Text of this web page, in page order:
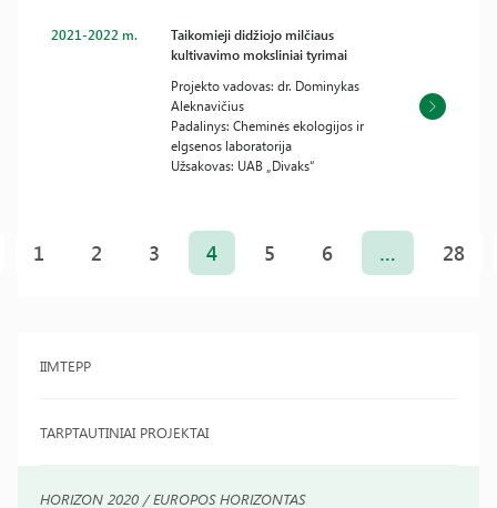
IIMTEPP
TARPTAUTINIAI PROJEKTAI
HORIZON 2020 / EUROPOS HORIZONTAS
2021-2022 m.
Taikomieji didžiojo milčiaus
kultivavimo moksliniai tyrimai
Projekto vadovas: dr. Dominykas
Aleknavičius
Padalinys: Cheminės ekologijos ir
elgsenos laboratorija
Užsakovas: UAB „Divaks“
Įrašų
puslapiavimas
1 2 3 4 5 6 … 28